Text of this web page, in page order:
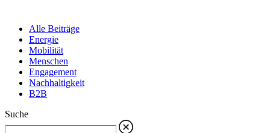
Alle Beiträge
Energie
Mobilität
Menschen
Engagement
Nachhaltigkeit
B2B
Suche